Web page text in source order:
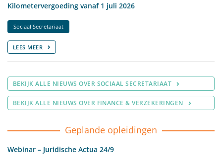
Kilometervergoeding vanaf 1 juli 2026
Sociaal Secretariaat
LEES MEER
BEKIJK ALLE NIEUWS OVER SOCIAAL SECRETARIAAT
BEKIJK ALLE NIEUWS OVER FINANCE & VERZEKERINGEN
Geplande opleidingen
Webinar – Juridische Actua 24/9